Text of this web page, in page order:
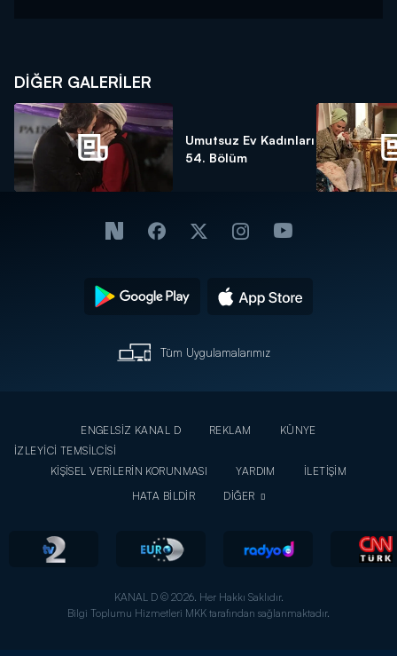
DİĞER GALERİLER
Umutsuz Ev Kadınları
54. Bölüm
Tüm Uygulamalarımız
ENGELSİZ KANAL D REKLAM
KÜNYE
İZLEYİCİ TEMSİLCİSİ
KİŞİSEL VERİLERİN KORUNMASI
YARDIM
İLETİŞİM
HATA BİLDİR
DİĞER
KANAL D © 2026. Her Hakkı Saklıdır.
Bilgi Toplumu Hizmetleri MKK tarafından sağlanmaktadır.